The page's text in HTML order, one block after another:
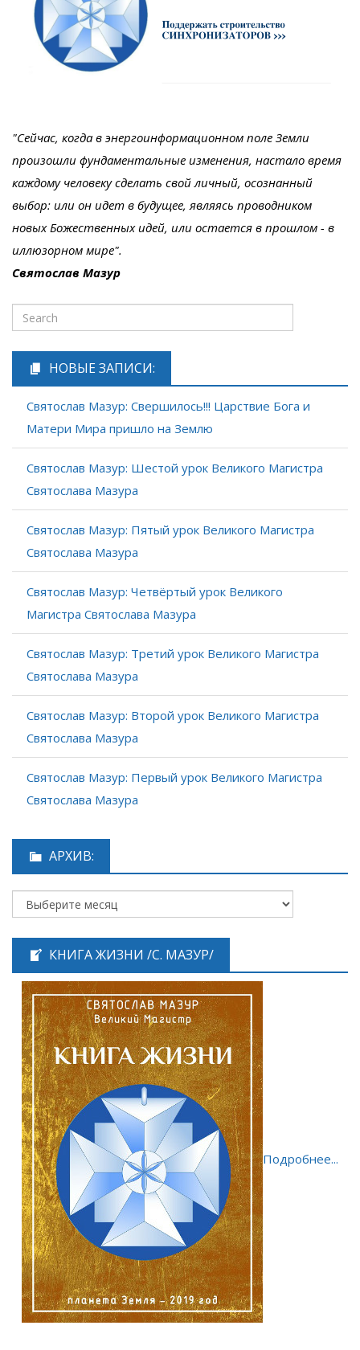
"Сейчас, когда в энергоинформационном поле Земли
произошли фундаментальные изменения, настало время
каждому человеку сделать свой личный, осознанный
выбор: или он идет в будущее, являясь проводником
новых Божественных идей, или остается в прошлом - в
иллюзорном мире".
Святослав Мазур
НОВЫЕ ЗАПИСИ:
Святослав Мазур: Свершилось!!! Царствие Бога и
Матери Мира пришло на Землю
Святослав Мазур: Шестой урок Великого Магистра
Святослава Мазура
Святослав Мазур: Пятый урок Великого Магистра
Святослава Мазура
Святослав Мазур: Четвёртый урок Великого
Магистра Святослава Мазура
Святослав Мазур: Третий урок Великого Магистра
Святослава Мазура
Святослав Мазур: Второй урок Великого Магистра
Святослава Мазура
Святослав Мазур: Первый урок Великого Магистра
Святослава Мазура
АРХИВ:
КНИГА ЖИЗНИ /С. МАЗУР/
Подробнее...